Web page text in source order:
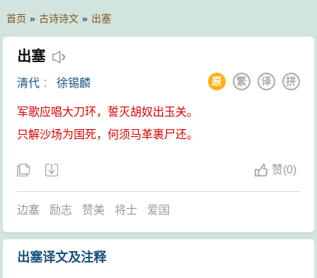
首页 » 古诗诗文 » 出塞
出塞
清代 ：徐锡麟 拼
译
繁
原
军歌应唱大刀环，誓灭胡奴出玉关。
只解沙场为国死，何须马革裹尸还。
赞(0)
边塞 励志 赞美 将士 爱国
出塞译文及注释